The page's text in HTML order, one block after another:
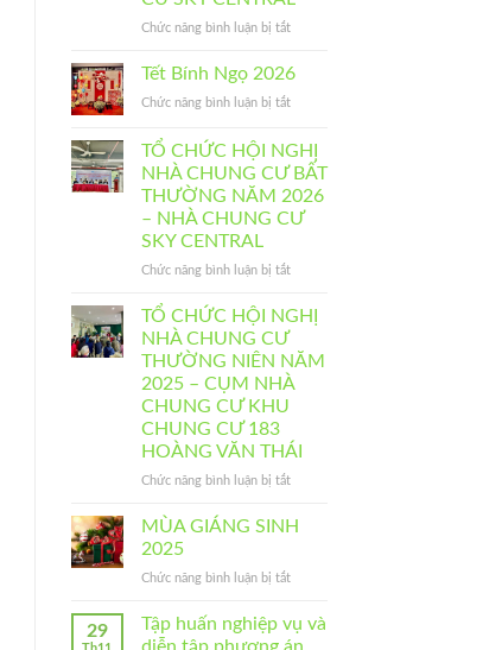
BẤT
2026
–
NHÀ
CHUNG
KHU
CHUNG
183
THÁI
Chức năng bình luận bị tắtở
CHỨC
NGHỊ
CHUNG
CƯ
THƯỜNG
NIÊN
NĂM
–
CHUNG
CƯ
SKY
CENTRAL
Tết Bính Ngọ 2026
Chức năng bình luận bị tắtở
Bính
Ngọ
2026
TỔ CHỨC HỘI NGHỊ
NHÀ CHUNG CƯ BẤT
THƯỜNG NĂM 2026
– NHÀ CHUNG CƯ
SKY CENTRAL
Chức năng bình luận bị tắtở
CHỨC
HỘI
NGHỊ
NHÀ
CHUNG
THƯỜNG
NHÀ
TỔ CHỨC HỘI NGHỊ
NHÀ CHUNG CƯ
THƯỜNG NIÊN NĂM
2025 – CỤM NHÀ
CHUNG CƯ KHU
CHUNG CƯ 183
HOÀNG VĂN THÁI
Chức năng bình luận bị tắtở
CHỨC
NHÀ
CƯ
THƯỜNG
MÙA GIÁNG SINH
2025
Chức năng bình luận bị tắtở
GIÁNG
SINH
29
Tập huấn nghiệp vụ và
diễn tập phương án